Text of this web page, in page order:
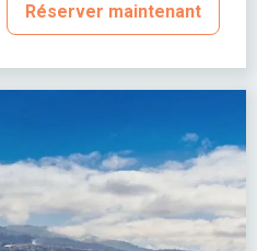
Réserver maintenant